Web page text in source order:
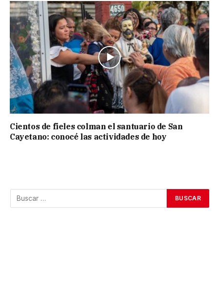
Cientos de fieles colman el santuario de San
Cayetano: conocé las actividades de hoy